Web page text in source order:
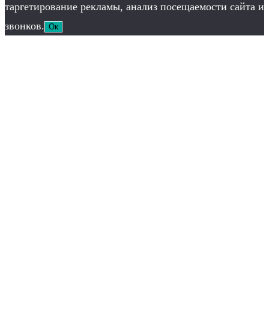
таргетирование рекламы, анализ посещаемости сайта и
звонков. Ок